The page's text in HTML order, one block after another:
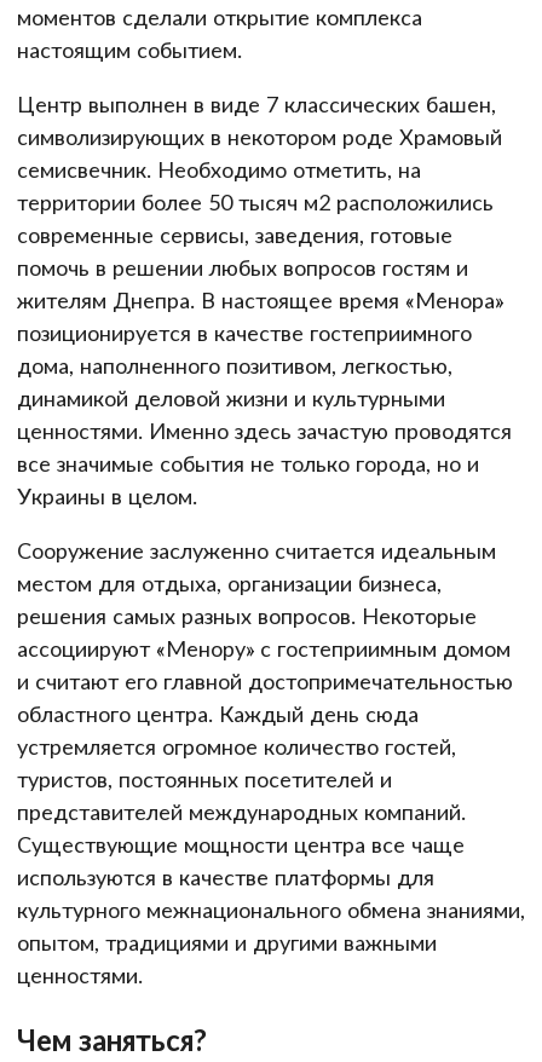
моментов сделали открытие комплекса
настоящим событием.
Центр выполнен в виде 7 классических башен,
символизирующих в некотором роде Храмовый
семисвечник. Необходимо отметить, на
территории более 50 тысяч м2 расположились
современные сервисы, заведения, готовые
помочь в решении любых вопросов гостям и
жителям Днепра. В настоящее время «Менора»
позиционируется в качестве гостеприимного
дома, наполненного позитивом, легкостью,
динамикой деловой жизни и культурными
ценностями. Именно здесь зачастую проводятся
все значимые события не только города, но и
Украины в целом.
Сооружение заслуженно считается идеальным
местом для отдыха, организации бизнеса,
решения самых разных вопросов. Некоторые
ассоциируют «Менору» с гостеприимным домом
и считают его главной достопримечательностью
областного центра. Каждый день сюда
устремляется огромное количество гостей,
туристов, постоянных посетителей и
представителей международных компаний.
Существующие мощности центра все чаще
используются в качестве платформы для
культурного межнационального обмена знаниями,
опытом, традициями и другими важными
ценностями.
Чем заняться?